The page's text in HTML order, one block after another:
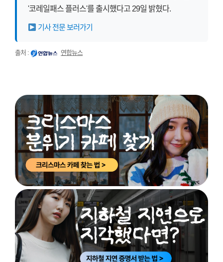
'코레일패스 플러스'를 출시했다고 29일 밝혔다.
기사 전문 보러가기
출처 : 연합뉴스